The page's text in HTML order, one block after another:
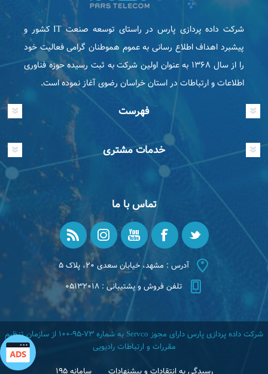
شرکت داده پردازی پارس در راستای توسعه صنعت IT كشور و
پیشبرد اهداف اطلاع رسانی به عموم هموطنان گرامی فعاليت خود
را از سال ۱۳۶۸ به عنوان اولین شرکت به ثبت رسیده حوزه فناوری
اطلاعات و ارتباطات در استان خراسان رضوی آغاز نموده است.
فهرست
خدمات مشتری
تماس با ما
آدرس : مشهد، خیابان سعدی ۲۰، پلاک ۵
تلفن فروش و پشتیبانی : ۰۵۱۳۲۰۱۸
شرکت داده پردازی پارس دارای مجوز Servco به شماره ۷۳-۹۵-۱۰۰ از سازمان تنظیم
مقررات و ارتباطات رادیویی
رسیدگی به انتقادات و پیشنهادات
سامانه ۱۹۵